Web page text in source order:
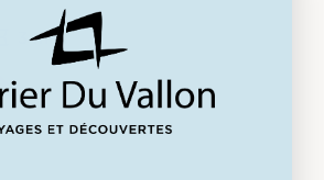
3 min.